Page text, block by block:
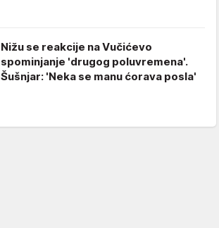
Nižu se reakcije na Vučićevo
spominjanje 'drugog poluvremena'.
Šušnjar: 'Neka se manu ćorava posla'